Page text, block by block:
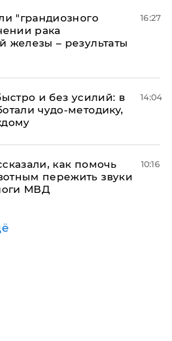
"грандиозного
рака
железы – результаты
16:27
и без усилий: в
чудо-методику,
14:04
как помочь
пережить звуки
МВД
10:16